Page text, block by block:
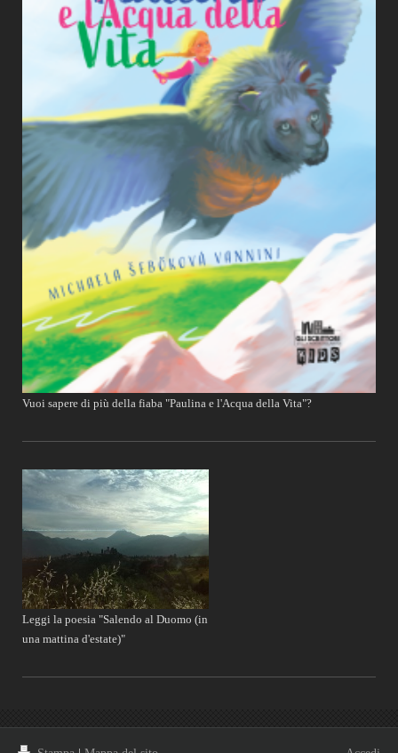
Vuoi sapere di più della fiaba "Paulina e l'Acqua della Vita"?
Leggi la poesia "Salendo al Duomo (in
una mattina d'estate)"